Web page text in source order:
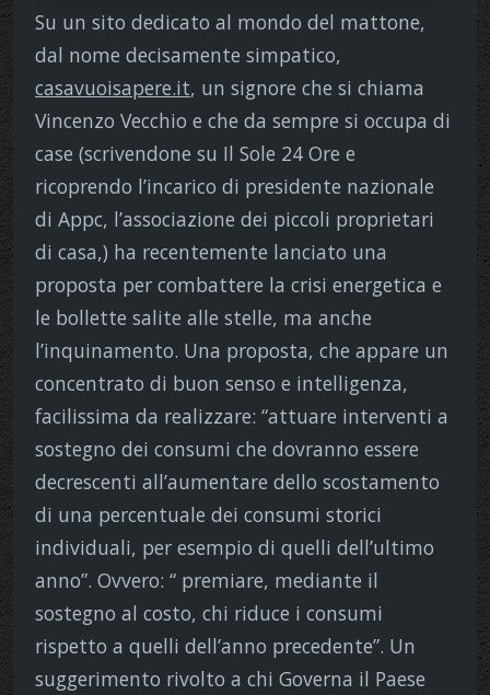
Su un sito dedicato al mondo del mattone,
dal nome decisamente simpatico,
casavuoisapere.it, un signore che si chiama
Vincenzo Vecchio e che da sempre si occupa di
case (scrivendone su Il Sole 24 Ore e
ricoprendo l’incarico di presidente nazionale
di Appc, l’associazione dei piccoli proprietari
di casa,) ha recentemente lanciato una
proposta per combattere la crisi energetica e
le bollette salite alle stelle, ma anche
l’inquinamento. Una proposta, che appare un
concentrato di buon senso e intelligenza,
facilissima da realizzare: “attuare interventi a
sostegno dei consumi che dovranno essere
decrescenti all’aumentare dello scostamento
di una percentuale dei consumi storici
individuali, per esempio di quelli dell’ultimo
anno”. Ovvero: “ premiare, mediante il
sostegno al costo, chi riduce i consumi
rispetto a quelli dell’anno precedente”. Un
suggerimento rivolto a chi Governa il Paese